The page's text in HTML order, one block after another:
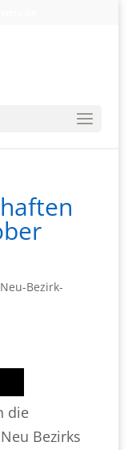
Neu-Bezirk-
die
Bezirks